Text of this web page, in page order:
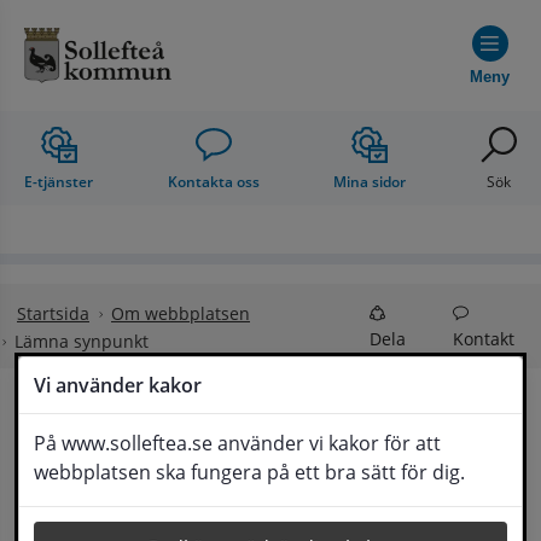
Vi använder kakor
På www.solleftea.se använder vi kakor för att
webbplatsen ska fungera på ett bra sätt för dig.
Meny
E-tjänster Kontakta oss Mina sidor Sök
Startsida
Om webbplatsen
Lämna synpunkt
Dela Kontakt
Lämna synpunkt
Här kan du lämna synpunkter, förslag och